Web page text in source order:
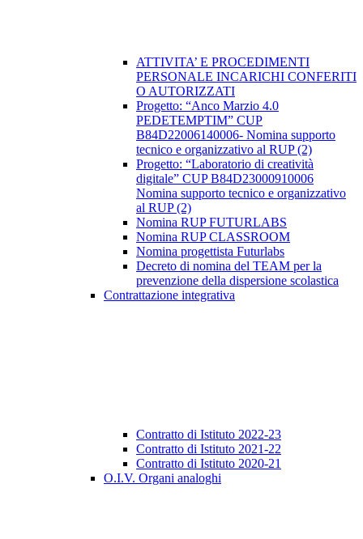
ATTIVITA’ E PROCEDIMENTI
PERSONALE INCARICHI CONFERITI
O AUTORIZZATI
Progetto: “Anco Marzio 4.0
PEDETEMPTIM” CUP
B84D22006140006- Nomina supporto
tecnico e organizzativo al RUP (2)
Progetto: “Laboratorio di creatività
digitale” CUP B84D23000910006
Nomina supporto tecnico e organizzativo
al RUP (2)
Nomina RUP FUTURLABS
Nomina RUP CLASSROOM
Nomina progettista Futurlabs
Decreto di nomina del TEAM per la
prevenzione della dispersione scolastica
Contrattazione integrativa
Contratto di Istituto 2022-23
Contratto di Istituto 2021-22
Contratto di Istituto 2020-21
O.I.V. Organi analoghi